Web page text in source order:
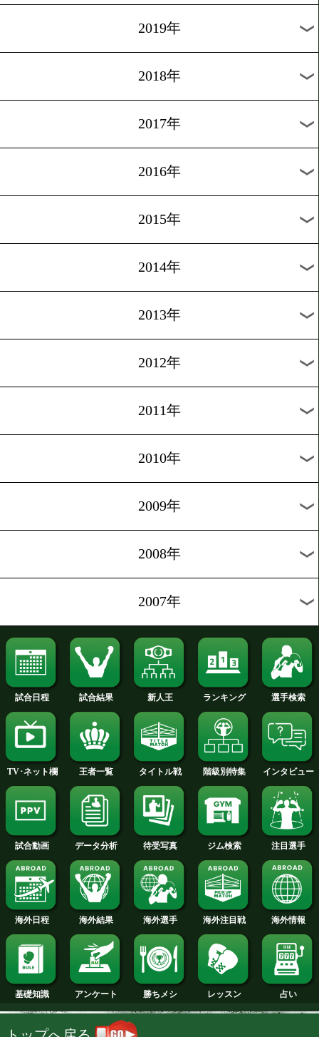
2026年
2025年
2024年
2023年
2022年
2020年
2018年
2017年
2016年
2015年
2014年
2013年
2012年
2011年
2010年